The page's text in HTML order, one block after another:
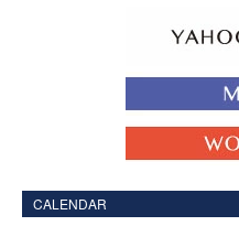
CALENDAR